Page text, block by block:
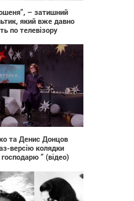
– затишний
який вже давно
по телевізору
924
та Денис Донцов
версію колядки
” (відео)